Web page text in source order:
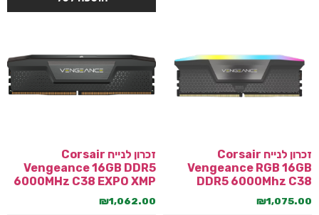
זכרון לנייח Corsair
Vengeance RGB 16GB
DDR5 6000Mhz C38
₪1,075.00
זכרון לנייח Corsair
Vengeance 16GB DDR5
6000MHz C38 EXPO XMP
₪1,062.00